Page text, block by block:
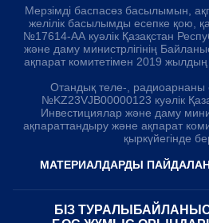
Мерзімді баспасөз басылымын,
желілік басылымды есепке қою,
№17614-АА куәлік Қазақстан
және даму министрлігінің
ақпарат комитетімен 2019 жылдың
Отандық теле-, радиоарнаны
№KZ23VJB00000123 куәлік
Инвестициялар және даму
ақпараттандыру және ақпарат
қыркүйегінде
МАТЕРИАЛДАРДЫ
БІЗ ТУРАЛЫ